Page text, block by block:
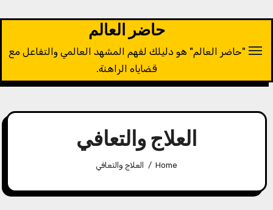
حاضر العالم
"حاضر العالم" هو دليلك لفهم المشهد العالمي والتفاعل مع
قضاياه الراهنة.
العلاج والتعافي
Home العلاج والتعافي